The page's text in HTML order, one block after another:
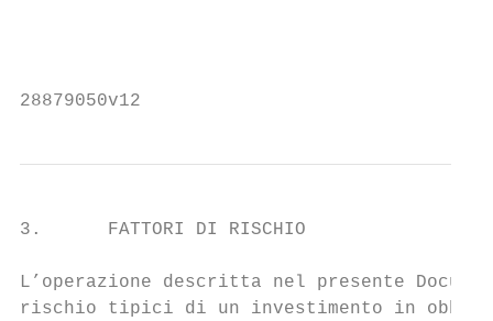
28879050v12
3.      FATTORI DI RISCHIO
L’operazione descritta nel presente
rischio tipici di un investimento in